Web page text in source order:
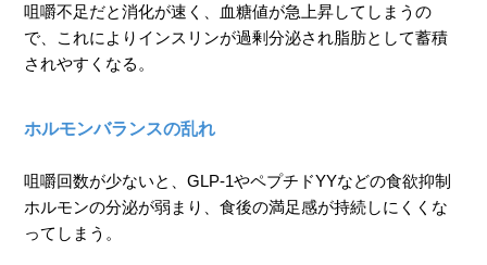
咀嚼不足だと消化が速く、血糖値が急上昇してしまうの
で、これによりインスリンが過剰分泌され脂肪として蓄積
されやすくなる。
ホルモンバランスの乱れ
咀嚼回数が少ないと、GLP-1やペプチドYYなどの食欲抑制
ホルモンの分泌が弱まり、食後の満足感が持続しにくくな
ってしまう。